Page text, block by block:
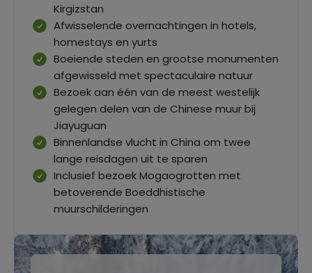
Kirgizstan
Afwisselende overnachtingen in hotels,
homestays en yurts
Boeiende steden en grootse monumenten
afgewisseld met spectaculaire natuur
Bezoek aan één van de meest westelijk
gelegen delen van de Chinese muur bij
Jiayuguan
Binnenlandse vlucht in China om twee
lange reisdagen uit te sparen
Inclusief bezoek Mogaogrotten met
betoverende Boeddhistische
muurschilderingen